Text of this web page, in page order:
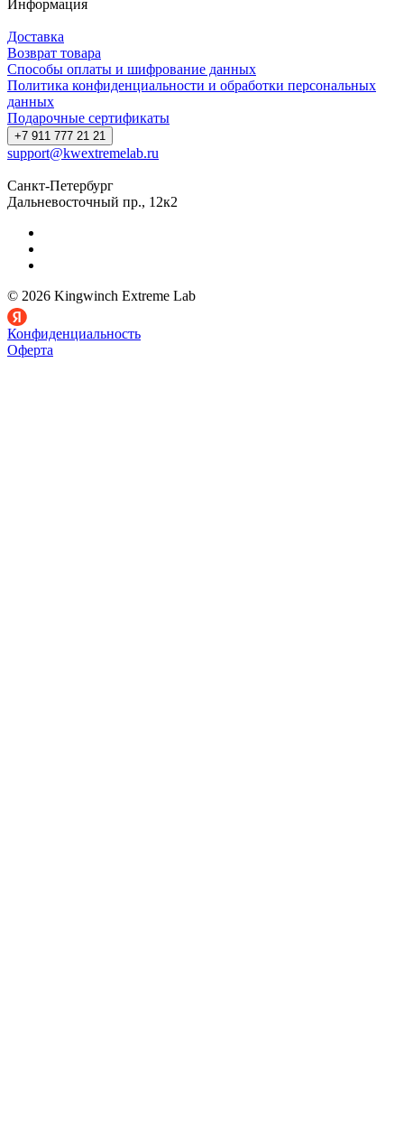
Информация
Доставка
Возврат товара
Способы оплаты и шифрование данных
Политика конфиденциальности и обработки персональных
данных
Подарочные сертификаты
+7 911 777 21 21
support@kwextremelab.ru
Санкт-Петербург
Дальневосточный пр., 12к2
© 2026 Kingwinch Extreme Lab
Конфиденциальность
Оферта